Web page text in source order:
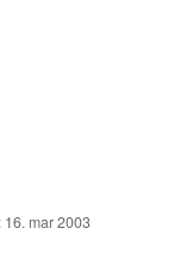
16. mar 2003